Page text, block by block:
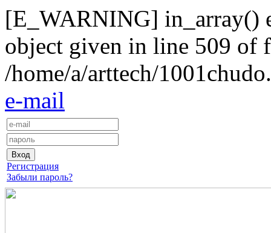
[E_WARNING] in_array()
object given in line 509 of
/home/a/arttech/
e-mail
Регистрация
Забыли пароль?